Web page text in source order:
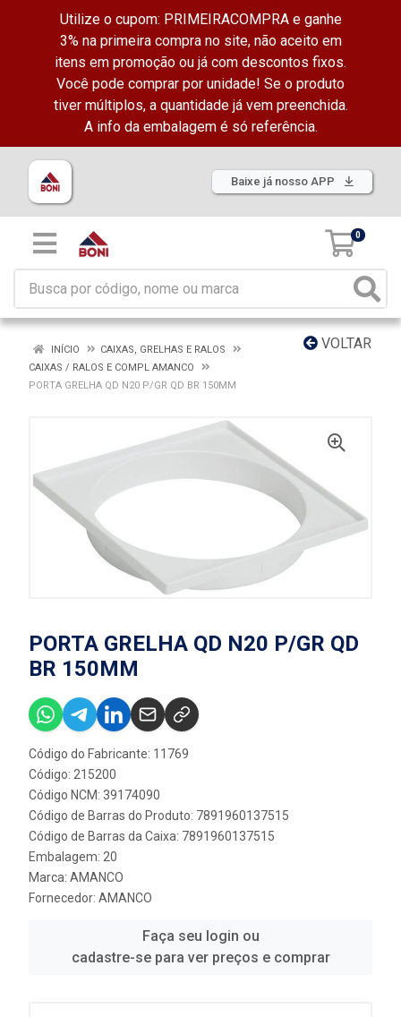
Utilize o cupom: PRIMEIRACOMPRA e ganhe
3% na primeira compra no site, não aceito em
itens em promoção ou já com descontos fixos.
Você pode comprar por unidade! Se o produto
tiver múltiplos, a quantidade já vem preenchida.
A info da embalagem é só referência.
Baixe já nosso APP
0
VOLTAR
INÍCIO
CAIXAS, GRELHAS E RALOS
CAIXAS / RALOS E COMPL AMANCO
PORTA GRELHA QD N20 P/GR QD BR 150MM
PORTA GRELHA QD N20 P/GR QD
BR 150MM
Código do Fabricante: 11769
Código: 215200
Código NCM: 39174090
Código de Barras do Produto: 7891960137515
Código de Barras da Caixa: 7891960137515
Embalagem: 20
Marca: AMANCO
Fornecedor: AMANCO
Faça seu login ou
cadastre-se para ver preços e comprar